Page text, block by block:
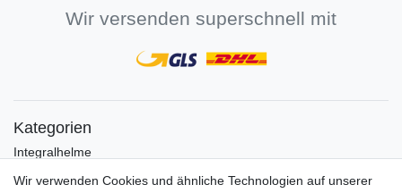
Wir versenden superschnell mit
Kategorien
Integralhelme
Crosshelme
Wir verwenden Cookies und ähnliche Technologien auf unserer